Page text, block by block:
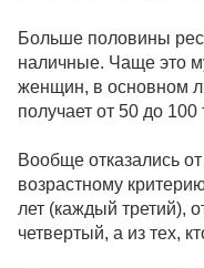
Больше половины
наличные. Чаще это
женщин, в основном
получает от 50 до
Вообще отказались
возрастному
лет (каждый третий),
четвертый, а из тех,